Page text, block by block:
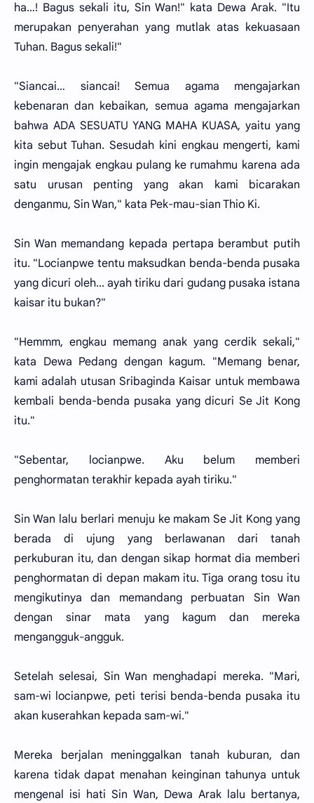
ha…! Bagus sekali itu, Sin Wan!" kata Dewa Arak. "Itu
merupakan penyerahan yang mutlak atas kekuasaan
Tuhan. Bagus sekali!"
"Siancai… siancai! Semua agama mengajarkan
kebenaran dan kebaikan, semua agama mengajarkan
bahwa ADA SESUATU YANG MAHA KUASA, yaitu yang
kita sebut Tuhan. Sesudah kini engkau mengerti, kami
ingin mengajak engkau pulang ke rumahmu karena ada
satu urusan penting yang akan kami bicarakan
denganmu, Sin Wan," kata Pek-mau-sian Thio Ki.
Sin Wan memandang kepada pertapa berambut putih
itu. "Locianpwe tentu maksudkan benda-benda pusaka
yang dicuri oleh... ayah tiriku dari gudang pusaka istana
kaisar itu bukan?"
"Hemmm, engkau memang anak yang cerdik sekali,"
kata Dewa Pedang dengan kagum. "Memang benar,
kami adalah utusan Sribaginda Kaisar untuk membawa
kembali benda-benda pusaka yang dicuri Se Jit Kong
itu."
"Sebentar, locianpwe. Aku belum memberi
penghormatan terakhir kepada ayah tiriku."
Sin Wan lalu berlari menuju ke makam Se Jit Kong yang
berada di ujung yang berlawanan dari tanah
perkuburan itu, dan dengan sikap hormat dia memberi
penghormatan di depan makam itu. Tiga orang tosu itu
mengikutinya dan memandang perbuatan Sin Wan
dengan sinar mata yang kagum dan mereka
mengangguk-angguk.
Setelah selesai, Sin Wan menghadapi mereka. "Mari,
sam-wi locianpwe, peti terisi benda-benda pusaka itu
akan kuserahkan kepada sam-wi."
Mereka berjalan meninggalkan tanah kuburan, dan
karena tidak dapat menahan keinginan tahunya untuk
mengenal isi hati Sin Wan, Dewa Arak lalu bertanya,